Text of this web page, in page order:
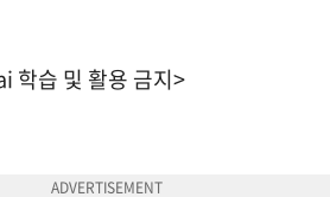
학습 및 활용 금지>